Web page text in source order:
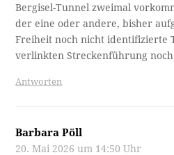
Bergisel-Tunnel zweimal
der eine oder andere, bisher
Freiheit noch nicht identifizierte
verlinkten Streckenführung
Antworten
Barbara Pöll
20. Mai 2026 um 14:50 Uhr